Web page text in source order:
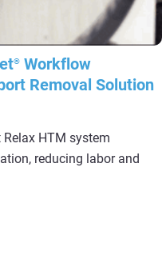
® Workflow
Removal Solution
HTM system
reducing labor and